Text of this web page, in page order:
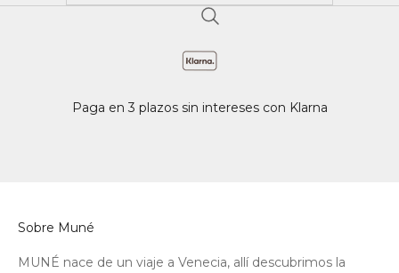
Paga en 3 plazos sin intereses con Klarna
Sobre Muné
MUNÉ nace de un viaje a Venecia, allí descubrimos la